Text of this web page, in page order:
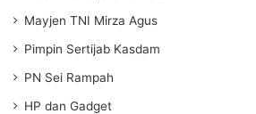
Mayjen TNI Mirza Agus
Pimpin Sertijab Kasdam
PN Sei Rampah
HP dan Gadget